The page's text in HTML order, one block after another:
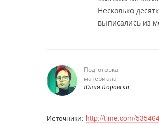
Несколько
выписались из
Подготовка
материала
Юлия Коровски
Источники: http://time.com/